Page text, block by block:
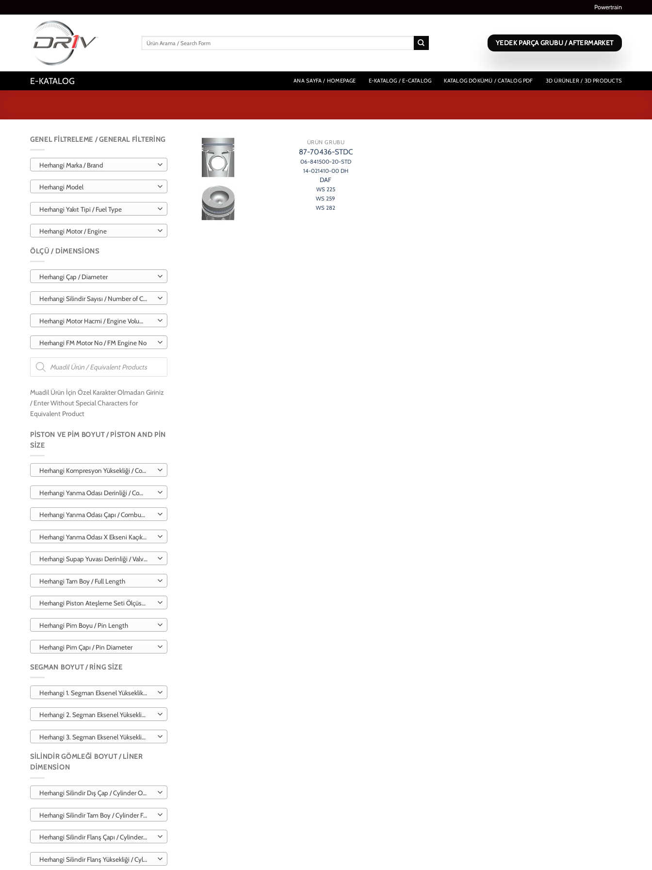
atla
Powertrain
Ara: YEDEK PARÇA GRUBU / AFTERMARKET
E-KATALOG ANA SAYFA / HOMEPAGE E-KATALOG / E-CATALOG KATALOG DÖKÜMÜ / CATALOG PDF 3D ÜRÜNLER / 3D PRODUCTS
GENEL FILTRELEME / GENERAL FILTERING
Herhangi Marka / Brand
Herhangi Model
Herhangi Yakıt Tipi / Fuel Type
Herhangi Motor / Engine
ÖLÇÜ / DIMENSIONS
Herhangi Çap / Diameter
Herhangi Silindir Sayısı / Number of Cylinders
Herhangi Motor Hacmi / Engine Volume
Herhangi FM Motor No / FM Engine No
Products
search
Muadil Ürün İçin Özel Karakter Olmadan Giriniz
/ Enter Without Special Characters for
Equivalent Product
PISTON VE PIM BOYUT / PISTON AND PIN
SIZE
Herhangi Kompresyon Yüksekliği / Compression Height
Herhangi Yanma Odası Derinliği / Combustion Chamber Depth
Herhangi Yanma Odası Çapı / Combustion Chamber Diameter
Herhangi Yanma Odası X Ekseni Kaçıklığı / Combustion Chamber X-Axis Misalignment
Herhangi Supap Yuvası Derinliği / Valve Seat Depth
Herhangi Tam Boy / Full Length
Herhangi Piston Ateşleme Seti Ölçüsü / Piston Ignition Set Size
Herhangi Pim Boyu / Pin Length
Herhangi Pim Çapı / Pin Diameter
SEGMAN BOYUT / RING SIZE
Herhangi 1. Segman Eksenel Yükseklik / 1. Ring Axial Height
Herhangi 2. Segman Eksenel Yükseklik / 2. Ring Axial Height
Herhangi 3. Segman Eksenel Yükseklik / 3. Ring Axial Height
SILINDIR GÖMLEĞI BOYUT / LINER
DIMENSION
Herhangi Silindir Dış Çap / Cylinder Outer Diameter
Herhangi Silindir Tam Boy / Cylinder Full Length
Herhangi Silindir Flanş Çapı / Cylinder Flange Diameter
Herhangi Silindir Flanş Yüksekliği / Cylinder Flange Height
ÜRÜN GRUBU
87-70436-STDC
06-841500-20-STD
14-021410-00 DH
DAF
WS 225
WS 259
WS 282